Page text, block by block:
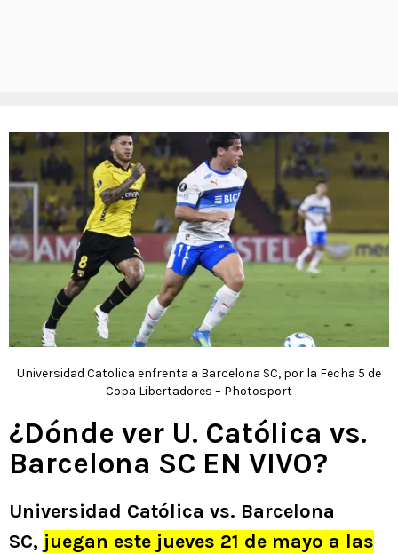
Universidad Catolica enfrenta a Barcelona SC, por la Fecha 5 de
Copa Libertadores – Photosport
¿Dónde ver U. Católica vs.
Barcelona SC EN VIVO?
Universidad Católica vs. Barcelona
SC, juegan este jueves 21 de mayo a las